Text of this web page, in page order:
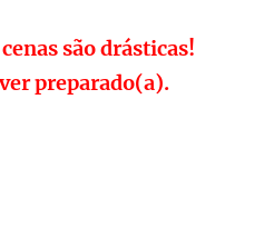
são drásticas!
preparado(a).